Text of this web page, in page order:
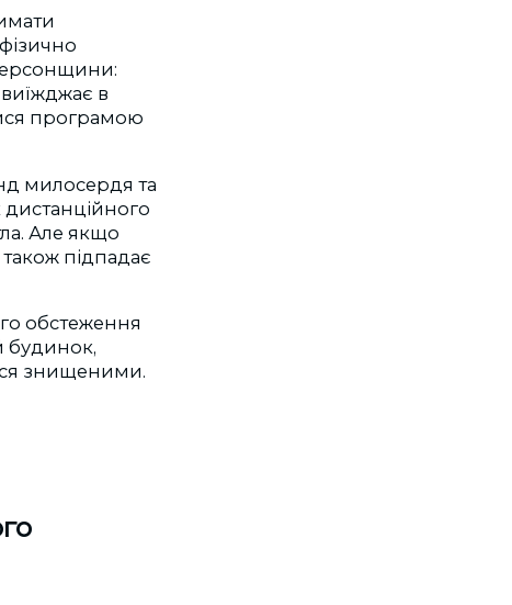
в
програмою
милосердя та
Але якщо
підпадає
обстеження
будинок,
знищеними.